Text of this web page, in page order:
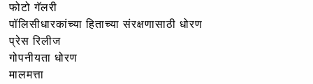
फोटो गॅलरी
पॉलिसीधारकांच्या हिताच्या संरक्षणासाठी धोरण
प्रेस रिलीज
गोपनीयता धोरण
मालमत्ता